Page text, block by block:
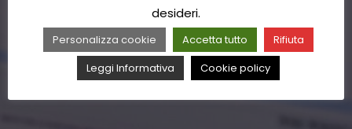
desideri.
Personalizza cookie Accetta tutto
Rifiuta
Leggi Informativa
Cookie policy